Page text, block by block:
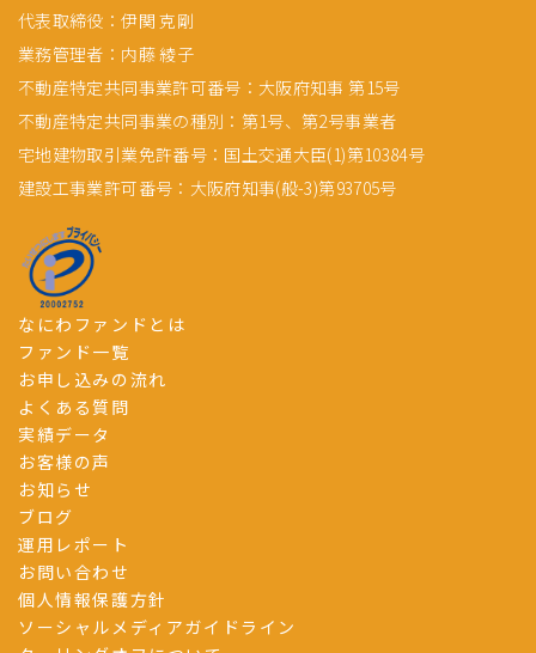
代表取締役：伊関 克剛
業務管理者：内藤 綾子
不動産特定共同事業許可番号：大阪府知事 第15号
不動産特定共同事業の種別：第1号、第2号事業者
宅地建物取引業免許番号：国土交通大臣(1)第10384号
建設工事業許可番号：大阪府知事(般-3)第93705号
なにわファンドとは
ファンド一覧
お申し込みの流れ
よくある質問
実績データ
お客様の声
お知らせ
ブログ
運用レポート
お問い合わせ
個人情報保護方針
ソーシャルメディアガイドライン